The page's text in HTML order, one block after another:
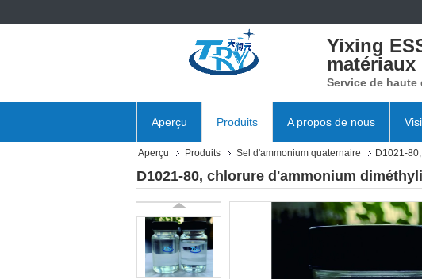
Yixing
matériaux
Service de
Aperçu Produits A propos de nous
Aperçu Produits Sel d'ammonium quaternaire D1021-
D1021-80, chlorure d'ammonium